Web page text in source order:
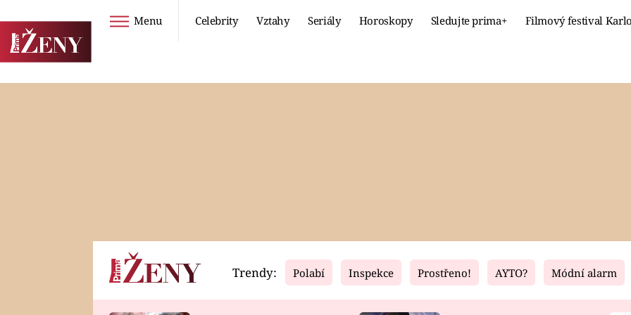
Menu Celebrity Vztahy Seriály Horoskopy Sledujte prima+ Filmový festival
Horoskopy Video Fresh Living
Trendy: Polabí Inspekce Prostřeno! AYTO? Módní alarm